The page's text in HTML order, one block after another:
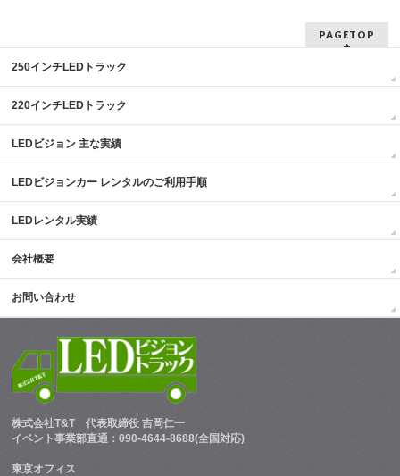
PAGETOP
250インチLEDトラック
220インチLEDトラック
LEDビジョン 主な実績
LEDビジョンカー レンタルのご利用手順
LEDレンタル実績
会社概要
お問い合わせ
株式会社T&T 代表取締役 吉岡仁一
イベント事業部直通：090-4644-8688(全国対応)
東京オフィス